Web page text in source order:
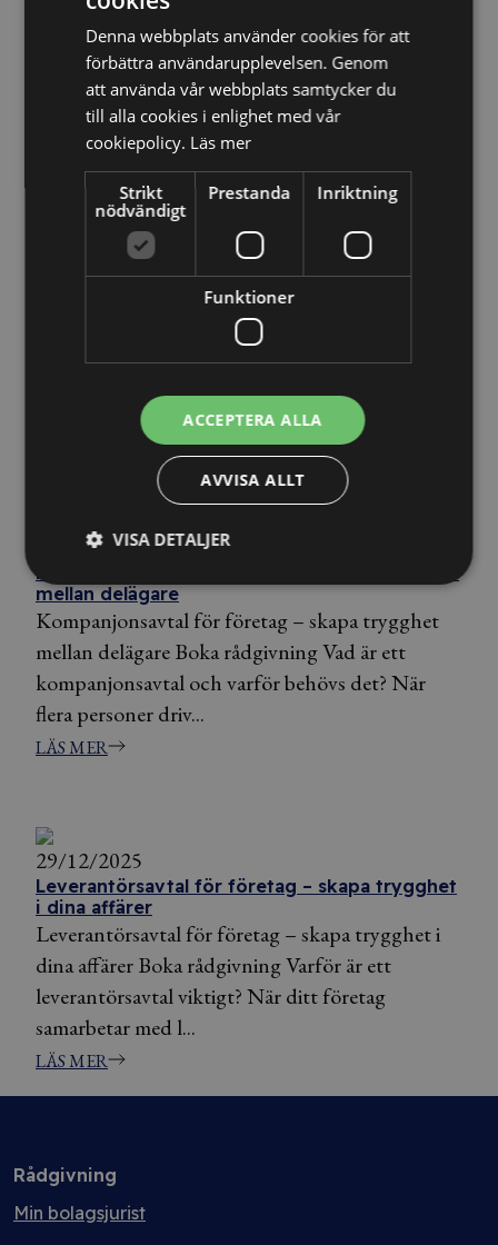
relationen Att inleda ett partnerskap mellan två
företag kan öppna dörrar till nya marknader,
ökad innovationsk...
LÄS MER
29/12/2025
Förmedlingsavtal för företag – trygghet och
tydliga villkor
Förmedlingsavtal för företag – trygghet och
tydliga villkor Att samarbeta med en förmedlare
kan vara ett effektivt sätt att nå fler kunder och
29/12/2025
Kompanjonsavtal för företag – skapa trygghet
mellan delägare
Kompanjonsavtal för företag – skapa trygghet
mellan delägare Boka rådgivning Vad är ett
kompanjonsavtal och varför behövs det? När
flera personer driv...
LÄS MER
29/12/2025
Leverantörsavtal för företag – skapa trygghet
i dina affärer
Leverantörsavtal för företag – skapa trygghet i
dina affärer Boka rådgivning Varför är ett
leverantörsavtal viktigt? När ditt företag
samarbetar med l...
LÄS MER
Rådgivning
Min bolagsjurist
Denna webbplats använder cookies för att
förbättra användarupplevelsen. Genom
att använda vår webbplats samtycker du
till alla cookies i enlighet med vår
cookiepolicy. Läs mer
Strikt
nödvändigt
Prestanda Inriktning
Funktioner
ACCEPTERA ALLA
AVVISA ALLT
VISA DETALJER